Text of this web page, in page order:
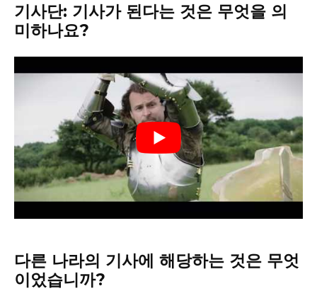
기사단: 기사가 된다는 것은 무엇을 의
미하나요?
다른 나라의 기사에 해당하는 것은 무엇
이었습니까?